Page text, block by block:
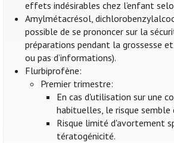
effets indésirables chez l’enfant
Amylmétacrésol,
possible de se prononcer sur la
préparations pendant la grossesse
ou pas d’informations).
Flurbiprofène:
Premier trimestre:
En cas d'utilisation sur une
habituelles, le risque
Risque limité d'avortement
tératogénicité.